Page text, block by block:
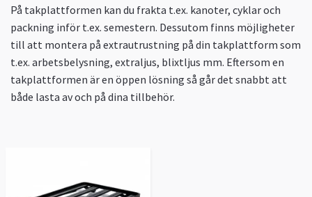
På takplattformen kan du frakta t.ex. kanoter, cyklar och
packning inför t.ex. semestern. Dessutom finns möjligheter
till att montera på extrautrustning på din takplattform som
t.ex. arbetsbelysning, extraljus, blixtljus mm. Eftersom en
takplattformen är en öppen lösning så går det snabbt att
både lasta av och på dina tillbehör.